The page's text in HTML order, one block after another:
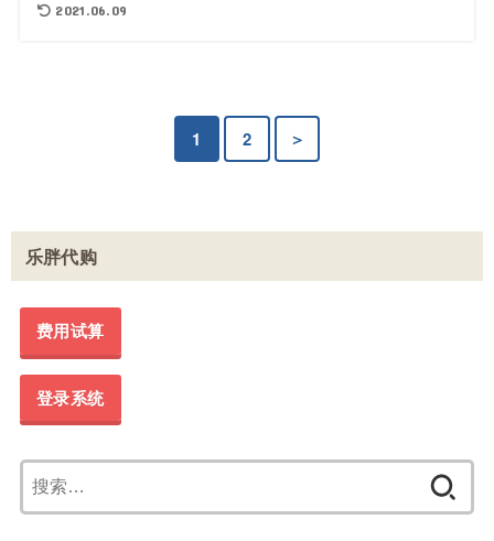
2021.06.09
1 2 ＞
乐胖代购
费用试算
登录系统
索：